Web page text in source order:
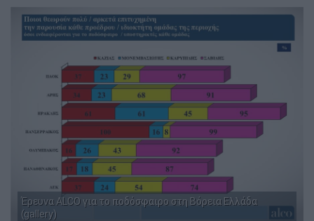
Έρευνα ALCO για το ποδόσφαιρο στη Βόρεια Ελλάδα
(gallery)